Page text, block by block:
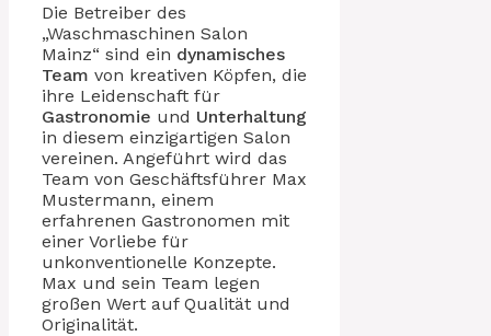
Die Betreiber des
„Waschmaschinen Salon
Mainz“ sind ein dynamisches
Team von kreativen Köpfen, die
ihre Leidenschaft für
Gastronomie und Unterhaltung
in diesem einzigartigen Salon
vereinen. Angeführt wird das
Team von Geschäftsführer Max
Mustermann, einem
erfahrenen Gastronomen mit
einer Vorliebe für
unkonventionelle Konzepte.
Max und sein Team legen
großen Wert auf Qualität und
Originalität.